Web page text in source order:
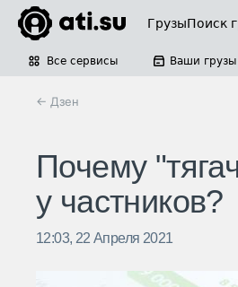
ГрузыПоиск
Все сервисы Ваши грузы
← Дзен
Почему
у частников?
12:03, 22 Апреля 2021